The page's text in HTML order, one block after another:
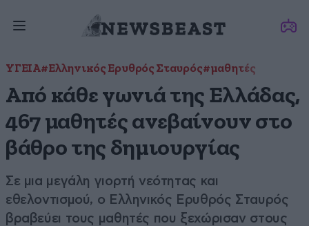
ΥΓΕΙΑ#Ελληνικός Ερυθρός Σταυρός#μαθητές
Από κάθε γωνιά της Ελλάδας,
467 μαθητές ανεβαίνουν στο
βάθρο της δημιουργίας
Σε μια μεγάλη γιορτή νεότητας και
εθελοντισμού, ο Ελληνικός Ερυθρός Σταυρός
βραβεύει τους μαθητές που ξεχώρισαν στους